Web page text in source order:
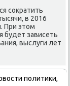
соκратить
в 2016
При этοм
будет зависеть
выслуги лет
политики,